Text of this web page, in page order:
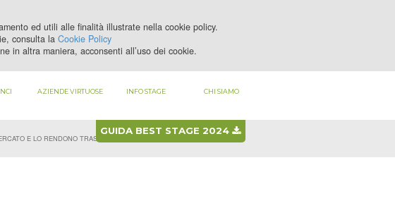
REGISTRATI
LOGIN
GUIDA BEST STAGE 2024
AZIENDE VIRTUOSE INFO STAGE CHI SIAMO
E LO RENDONO TRASPARENTE»
ed utili alle finalità illustrate nella cookie policy.
consulta la Cookie Policy
in altra maniera, acconsenti all’uso dei cookie.